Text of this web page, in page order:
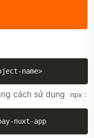
-name>
cách sử dụng npx :
-nuxt-app